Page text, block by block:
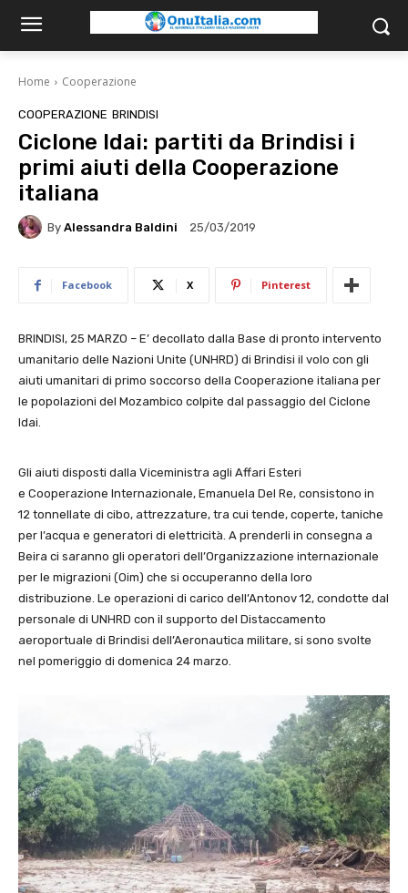
Home Cooperazione
COOPERAZIONE BRINDISI
Ciclone Idai: partiti da Brindisi i
primi aiuti della Cooperazione
italiana
By Alessandra Baldini 25/03/2019
Facebook X Pinterest
BRINDISI, 25 MARZO – E’ decollato dalla Base di pronto intervento
umanitario delle Nazioni Unite (UNHRD) di Brindisi il volo con gli
aiuti umanitari di primo soccorso della Cooperazione italiana per
le popolazioni del Mozambico colpite dal passaggio del Ciclone
Idai.
Gli aiuti disposti dalla Viceministra agli Affari Esteri
e Cooperazione Internazionale, Emanuela Del Re, consistono in
12 tonnellate di cibo, attrezzature, tra cui tende, coperte, taniche
per l’acqua e generatori di elettricità. A prenderli in consegna a
Beira ci saranno gli operatori dell’Organizzazione internazionale
per le migrazioni (Oim) che si occuperanno della loro
distribuzione. Le operazioni di carico dell’Antonov 12, condotte dal
personale di UNHRD con il supporto del Distaccamento
aeroportuale di Brindisi dell’Aeronautica militare, si sono svolte
nel pomeriggio di domenica 24 marzo.